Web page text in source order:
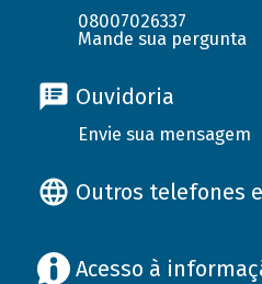
08007026337
Mande sua pergunta
Ouvidoria
Envie sua mensagem
Outros telefones
Acesso à